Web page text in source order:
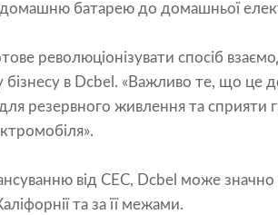
домашню батарею до домашньої
революціонізувати спосіб
в Dcbel. «Важливо те, що це
резервного живлення та сприяти
від CEC, Dcbel може
та за її межами.